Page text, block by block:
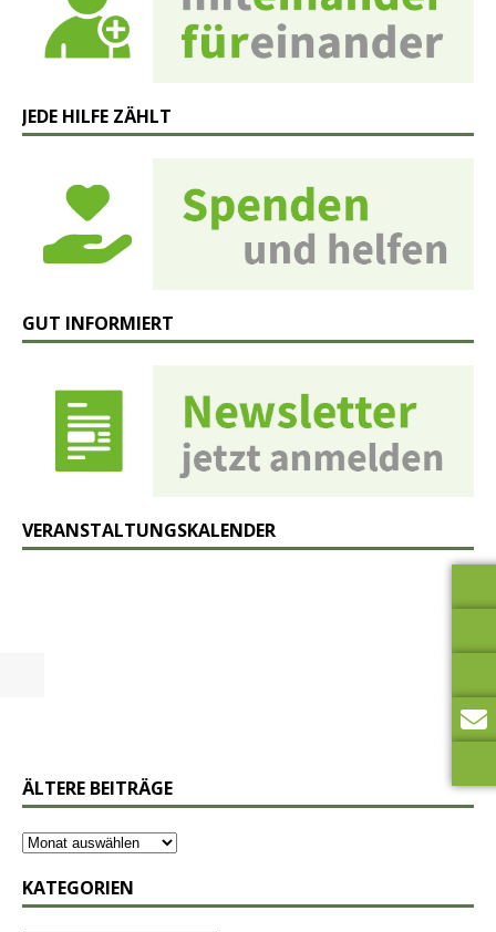
JEDE HILFE ZÄHLT
GUT INFORMIERT
VERANSTALTUNGSKALENDER
ÄLTERE BEITRÄGE
KATEGORIEN